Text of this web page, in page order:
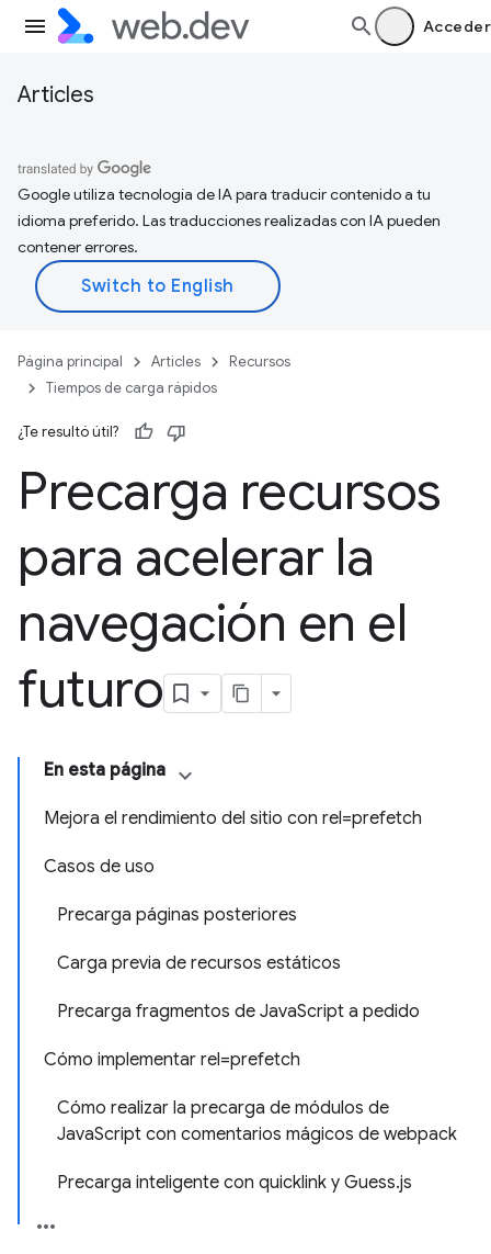
Acceder
Articles
Google utiliza tecnología de IA para traducir contenido a tu
idioma preferido. Las traducciones realizadas con IA pueden
contener errores.
Página principal Articles
Recursos
Tiempos de carga rápidos
¿Te resultó útil?
Precarga recursos
para acelerar la
navegación en el
futuro
En esta página
Mejora el rendimiento del sitio con rel=prefetch
Casos de uso
Precarga páginas posteriores
Carga previa de recursos estáticos
Precarga fragmentos de JavaScript a pedido
Cómo implementar rel=prefetch
Cómo realizar la precarga de módulos de
JavaScript con comentarios mágicos de webpack
Precarga inteligente con quicklink y Guess.js